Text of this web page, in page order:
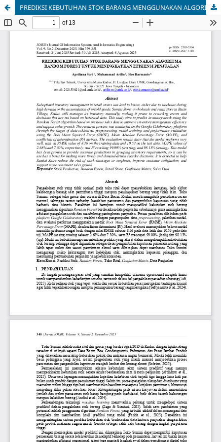
PREDIKSI KEBUTUHAN STOK BARANG MENGGUNAKAN ALGORITMA RANDOM FOREST UNTUK MENINGKATKAN EFISIENSI PENJUALAN